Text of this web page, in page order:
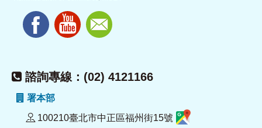
諮詢專線：(02) 4121166
署本部
100210臺北市中正區福州街15號